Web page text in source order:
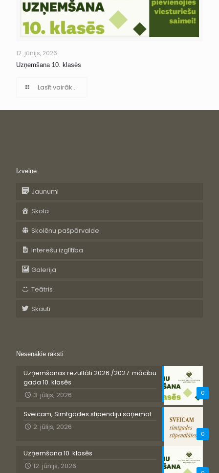
12. jūnijs, 2026
Uzņemšana 10. klasēs
Lasīt vairāk...
Izvēlne
Jaunumi
Skola
Skolēnu pašpārvalde
Interešu izglītība
Galerija
Teātris
Skauti
Nesenākie raksti
0
Uzņemšanas rezultāti 2026./2027. mācību
gada 10. klasēs
3. jūlijs, 2026
0
Sveicam, Simtgades stipendiju saņemot
2. jūlijs, 2026
Uzņemšana 10. klasēs
12. jūnijs, 2026